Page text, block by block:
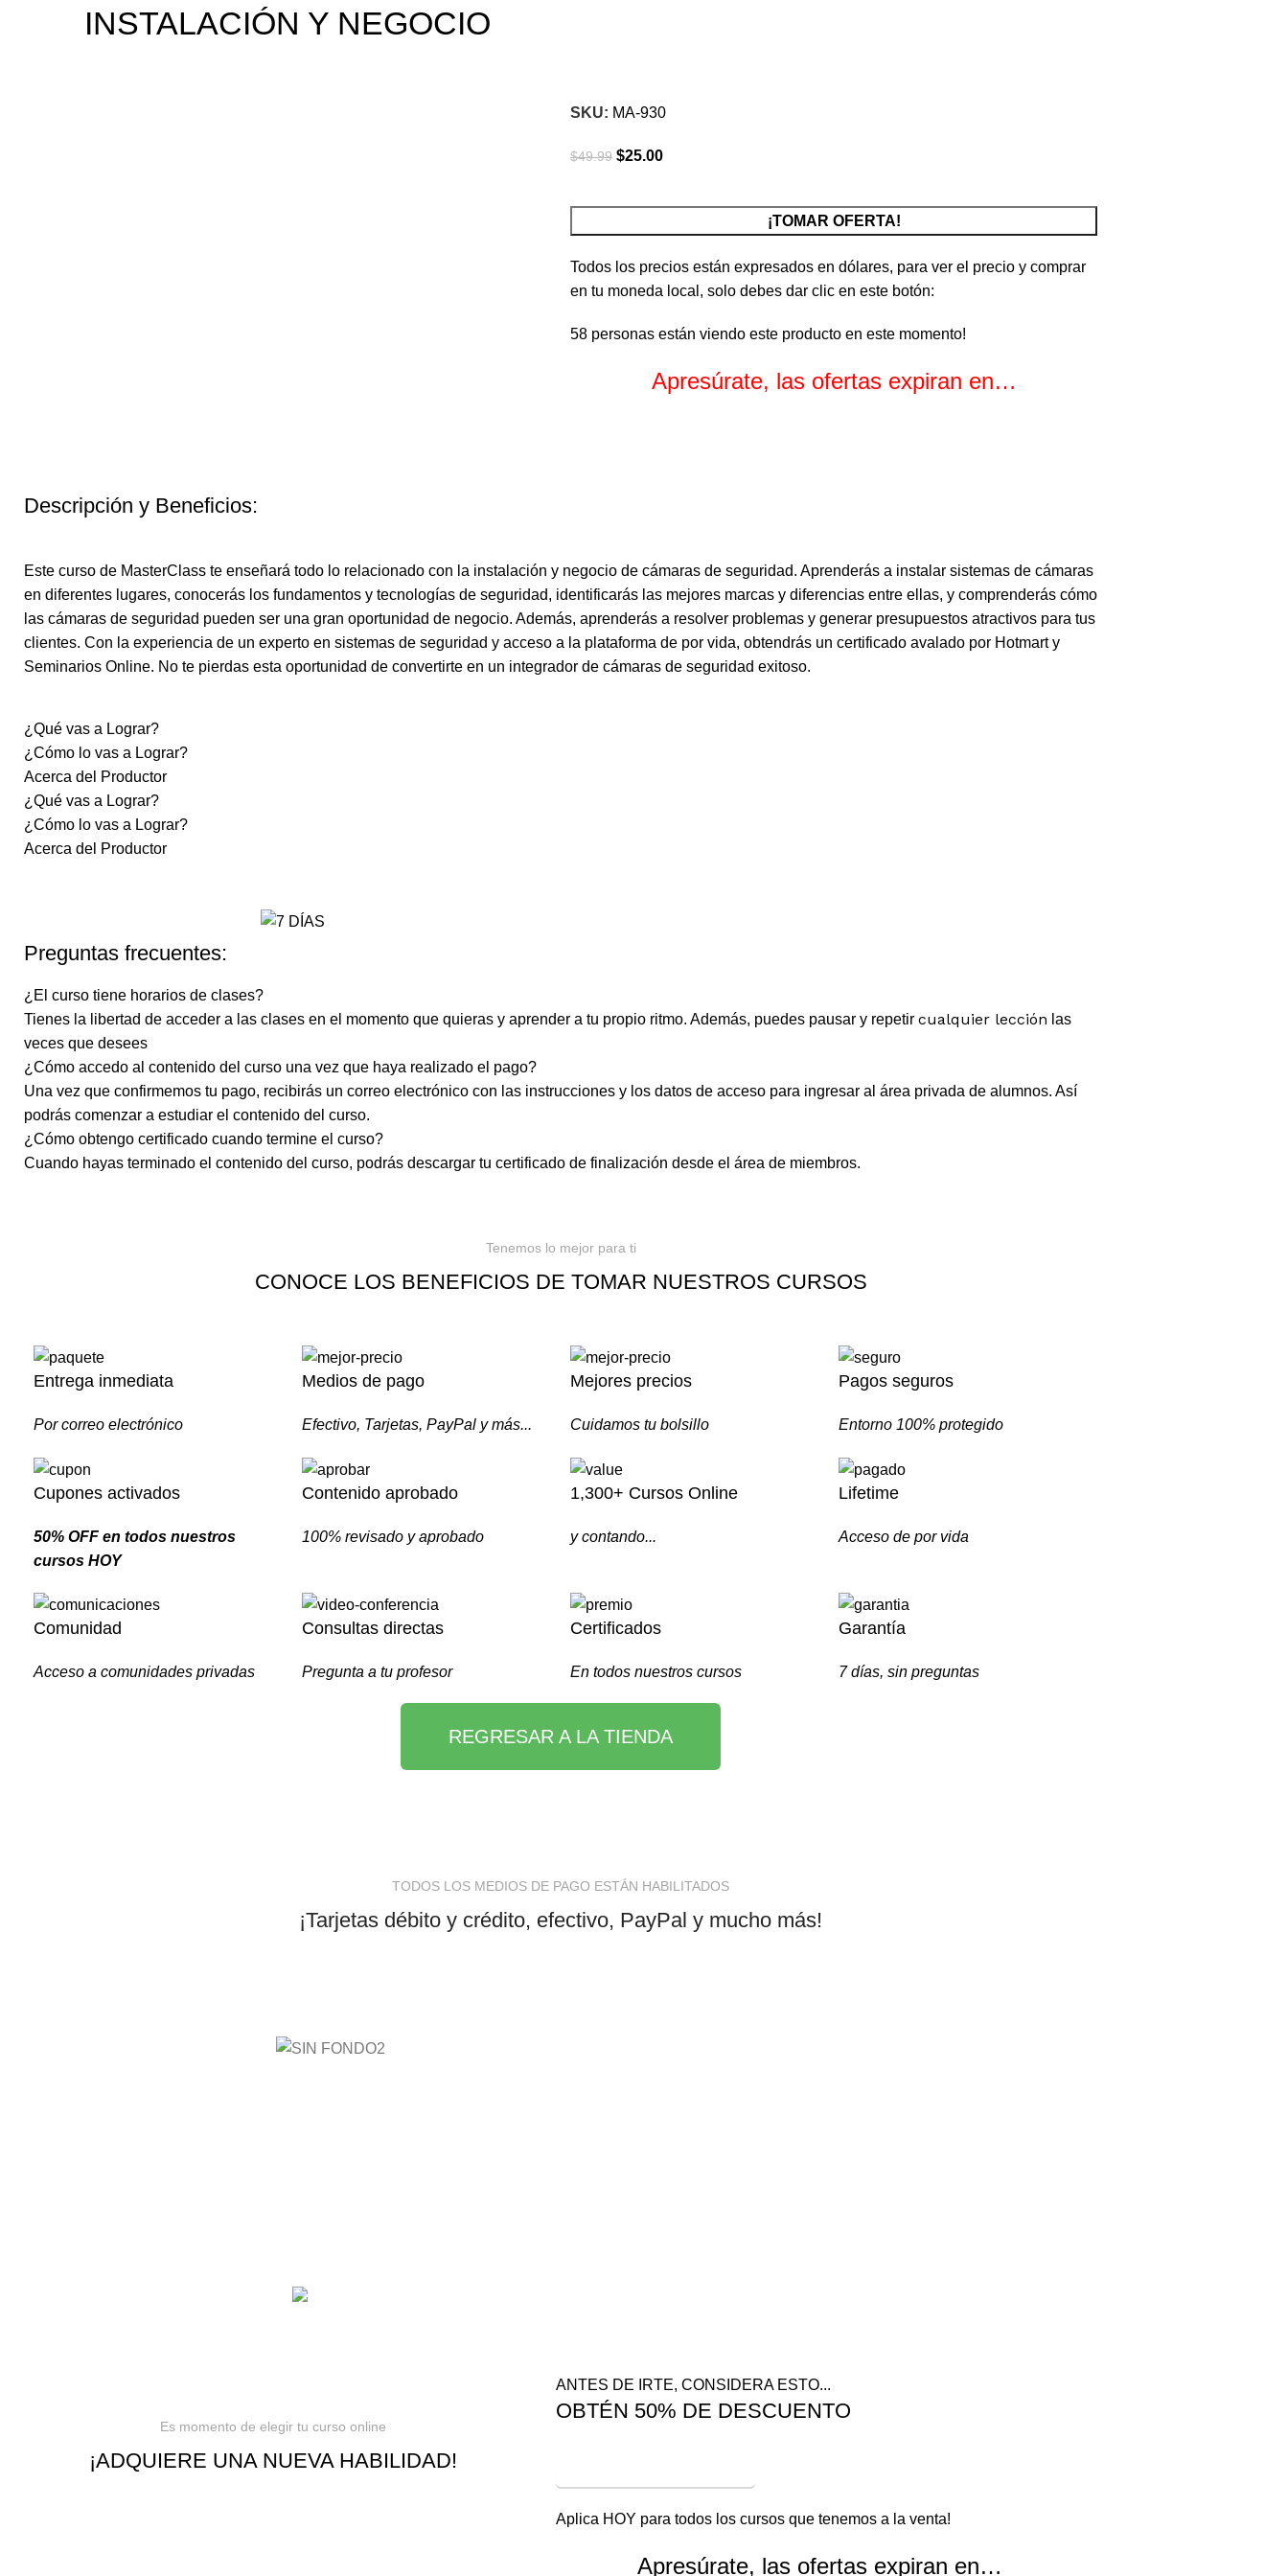
INSTALACIÓN Y NEGOCIO
SKU: MA-930
$49.99 $25.00
¡TOMAR OFERTA!
Todos los precios están expresados en dólares, para ver el precio y comprar
en tu moneda local, solo debes dar clic en este botón:
58 personas están viendo este producto en este momento!
Apresúrate, las ofertas expiran en…
Descripción y Beneficios:
Este curso de MasterClass te enseñará todo lo relacionado con la instalación y negocio de cámaras de seguridad. Aprenderás a instalar sistemas de cámaras
en diferentes lugares, conocerás los fundamentos y tecnologías de seguridad, identificarás las mejores marcas y diferencias entre ellas, y comprenderás cómo
las cámaras de seguridad pueden ser una gran oportunidad de negocio. Además, aprenderás a resolver problemas y generar presupuestos atractivos para tus
clientes. Con la experiencia de un experto en sistemas de seguridad y acceso a la plataforma de por vida, obtendrás un certificado avalado por Hotmart y
Seminarios Online. No te pierdas esta oportunidad de convertirte en un integrador de cámaras de seguridad exitoso.
¿Qué vas a Lograr?
¿Cómo lo vas a Lograr?
Acerca del Productor
¿Qué vas a Lograr?
¿Cómo lo vas a Lograr?
Acerca del Productor
Preguntas frecuentes:
¿El curso tiene horarios de clases?
Tienes la libertad de acceder a las clases en el momento que quieras y aprender a tu propio ritmo. Además, puedes pausar y repetir cualquier lección las
veces que desees
¿Cómo accedo al contenido del curso una vez que haya realizado el pago?
Una vez que confirmemos tu pago, recibirás un correo electrónico con las instrucciones y los datos de acceso para ingresar al área privada de alumnos. Así
podrás comenzar a estudiar el contenido del curso.
¿Cómo obtengo certificado cuando termine el curso?
Cuando hayas terminado el contenido del curso, podrás descargar tu certificado de finalización desde el área de miembros.
Tenemos lo mejor para ti
CONOCE LOS BENEFICIOS DE TOMAR NUESTROS CURSOS
Entrega inmediata
Por correo electrónico
Medios de pago
Efectivo, Tarjetas, PayPal y más...
Mejores precios
Cuidamos tu bolsillo
Pagos seguros
Entorno 100% protegido
Cupones activados
50% OFF en todos nuestros
cursos HOY
Contenido aprobado
100% revisado y aprobado
1,300+ Cursos Online
y contando...
Lifetime
Acceso de por vida
Comunidad
Acceso a comunidades privadas
Consultas directas
Pregunta a tu profesor
Certificados
En todos nuestros cursos
Garantía
7 días, sin preguntas
REGRESAR A LA TIENDA
TODOS LOS MEDIOS DE PAGO ESTÁN HABILITADOS
¡Tarjetas débito y crédito, efectivo, PayPal y mucho más!
Es momento de elegir tu curso online
¡ADQUIERE UNA NUEVA HABILIDAD!
ANTES DE IRTE, CONSIDERA ESTO...
OBTÉN 50% DE DESCUENTO
Aplica HOY para todos los cursos que tenemos a la venta!
Apresúrate, las ofertas expiran en…